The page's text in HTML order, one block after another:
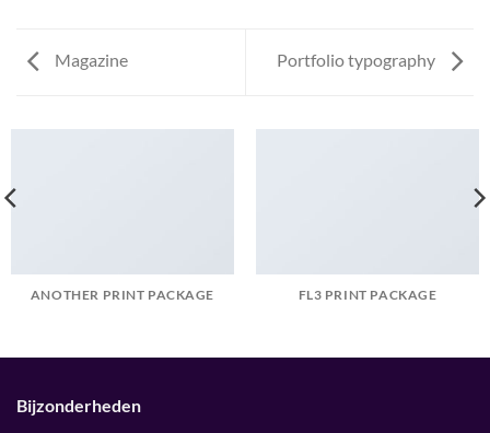
Magazine Portfolio typography
ANOTHER PRINT PACKAGE FL3 PRINT PACKAGE
Bijzonderheden